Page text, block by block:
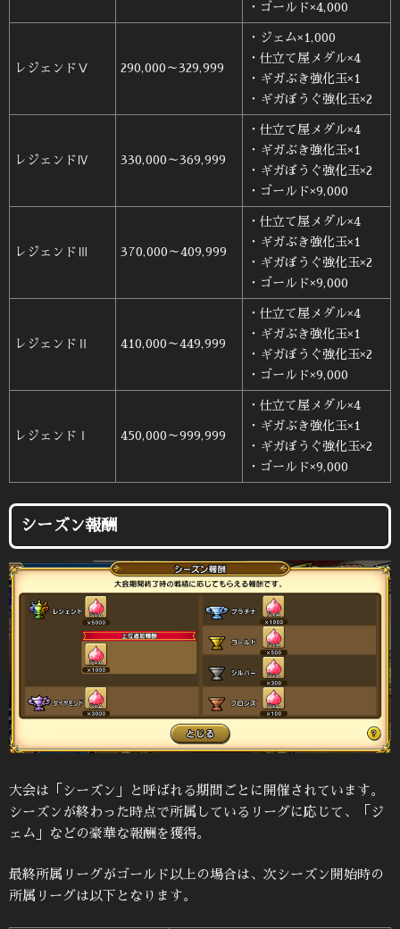
・ゴールド×4,000
レジェンドⅤ 290,000～329,999
・ジェム×1,000
・仕立て屋メダル×4
・ギガぶき強化玉×1
・ギガぼうぐ強化玉×2
レジェンドⅣ 330,000～369,999
・仕立て屋メダル×4
・ギガぶき強化玉×1
・ギガぼうぐ強化玉×2
・ゴールド×9,000
レジェンドⅢ 370,000～409,999
・仕立て屋メダル×4
・ギガぶき強化玉×1
・ギガぼうぐ強化玉×2
・ゴールド×9,000
レジェンドⅡ 410,000～449,999
・仕立て屋メダル×4
・ギガぶき強化玉×1
・ギガぼうぐ強化玉×2
・ゴールド×9,000
レジェンドⅠ 450,000～999,999
・仕立て屋メダル×4
・ギガぶき強化玉×1
・ギガぼうぐ強化玉×2
・ゴールド×9,000
シーズン報酬
大会は「シーズン」と呼ばれる期間ごとに開催されています。
シーズンが終わった時点で所属しているリーグに応じて、「ジ
ェム」などの豪華な報酬を獲得。
最終所属リーグがゴールド以上の場合は、次シーズン開始時の
所属リーグは以下となります。